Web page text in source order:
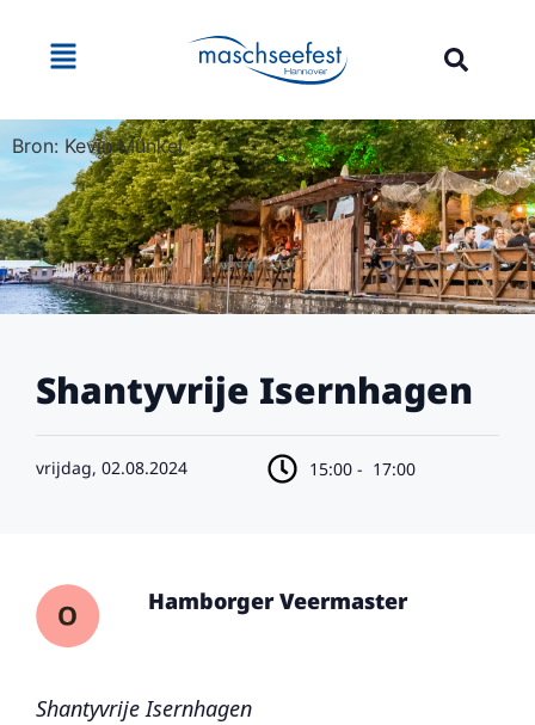
Bron: Kevin Münkel
Shantyvrije Isernhagen
vrijdag, 02.08.2024 15:00 - 17:00
Hamborger Veermaster
Shantyvrije Isernhagen